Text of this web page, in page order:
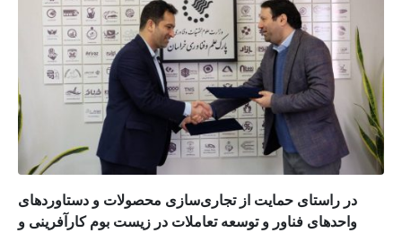
در راستای حمایت از تجاری‌سازی محصولات و دستاوردهای
واحدهای فناور و توسعه تعاملات در زیست بوم کارآفرینی و